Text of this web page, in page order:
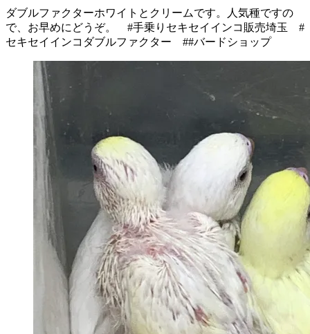
ダブルファクターホワイトとクリームです。人気種ですの
で、お早めにどうぞ。 #手乗りセキセイインコ販売埼玉 #
セキセイインコダブルファクター ##バードショップ